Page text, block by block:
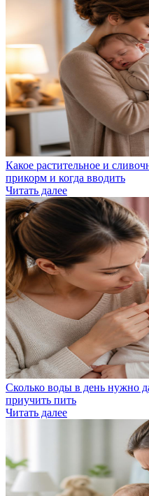
Какое растительное и
прикорм и когда вводить
Читать далее
Сколько воды в день нужно
приучить пить
Читать далее